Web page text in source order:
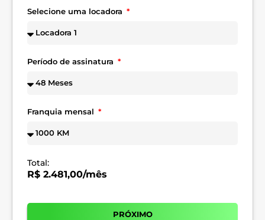
Selecione uma locadora
Período de assinatura
Franquia mensal
Total:
R$ 2.481,00/mês
PRÓXIMO